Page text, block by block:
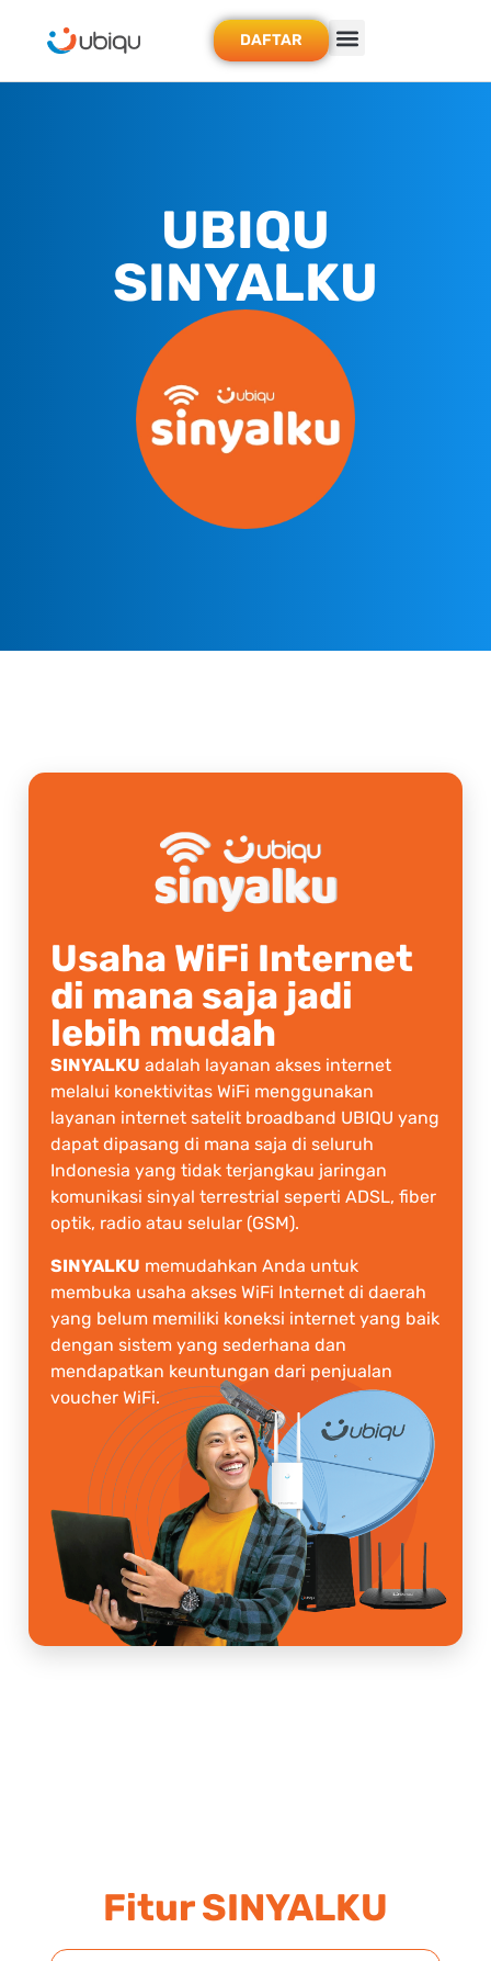
DAFTAR
UBIQU
SINYALKU
Usaha WiFi Internet
di mana saja jadi
lebih mudah
SINYALKU adalah layanan akses internet
melalui konektivitas WiFi menggunakan
layanan internet satelit broadband UBIQU yang
dapat dipasang di mana saja di seluruh
Indonesia yang tidak terjangkau jaringan
komunikasi sinyal terrestrial seperti ADSL, fiber
optik, radio atau selular (GSM).
SINYALKU memudahkan Anda untuk
membuka usaha akses WiFi Internet di daerah
yang belum memiliki koneksi internet yang baik
dengan sistem yang sederhana dan
mendapatkan keuntungan dari penjualan
voucher WiFi.
Fitur SINYALKU